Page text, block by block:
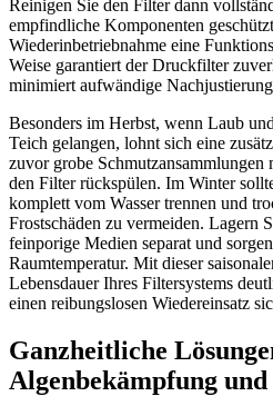
Reinigen Sie den Filter dann
empfindliche Komponenten
Wiederinbetriebnahme eine
Weise garantiert der Druckfilter
minimiert aufwändige
Besonders im Herbst, wenn Laub
Teich gelangen, lohnt sich eine
zuvor grobe Schmutzansammlungen
den Filter rückspülen. Im Winter
komplett vom Wasser trennen und
Frostschäden zu vermeiden. Lagern
feinporige Medien separat und
Raumtemperatur. Mit dieser
Lebensdauer Ihres Filtersystems
einen reibungslosen Wiedereinsatz
Ganzheitliche
Algenbekämpfung